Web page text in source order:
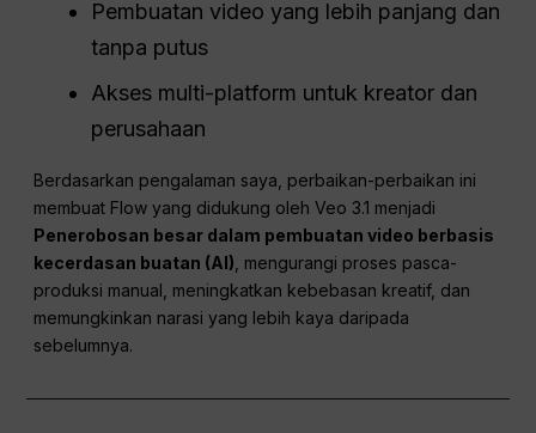
Pembuatan video yang lebih panjang dan
tanpa putus
Akses multi-platform untuk kreator dan
perusahaan
Berdasarkan pengalaman saya, perbaikan-perbaikan ini
membuat Flow yang didukung oleh Veo 3.1 menjadi
Penerobosan besar dalam pembuatan video berbasis
kecerdasan buatan (AI) , mengurangi proses pasca-
produksi manual, meningkatkan kebebasan kreatif, dan
memungkinkan narasi yang lebih kaya daripada
sebelumnya.